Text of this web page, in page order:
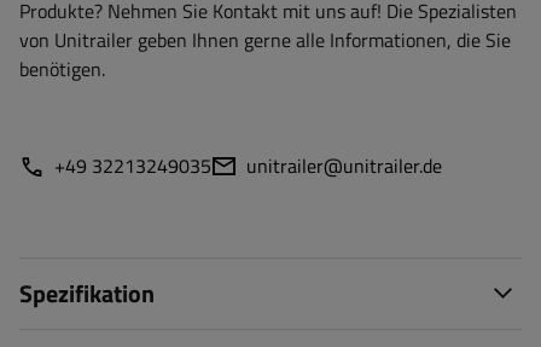
Produkte? Nehmen Sie Kontakt mit uns auf! Die Spezialisten
von Unitrailer geben Ihnen gerne alle Informationen, die Sie
benötigen.
+49 32213249035 unitrailer@unitrailer.de
Spezifikation